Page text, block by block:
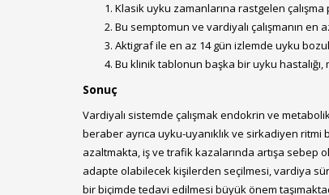
Klasik uyku zamanlarına rastgelen
Bu semptomun ve vardiyalı çalışmanın en
Aktigraf ile en az 14 gün izlemde uyku
Bu klinik tablonun başka bir uyku
Sonuç
Vardiyalı sistemde çalışmak endokrin ve
beraber ayrıca uyku-uyanıklık ve sirkadiyen
azaltmakta, iş ve trafik kazalarında artışa sebep
adapte olabilecek kişilerden seçilmesi, vardiya
bir biçimde tedavi edilmesi büyük önem